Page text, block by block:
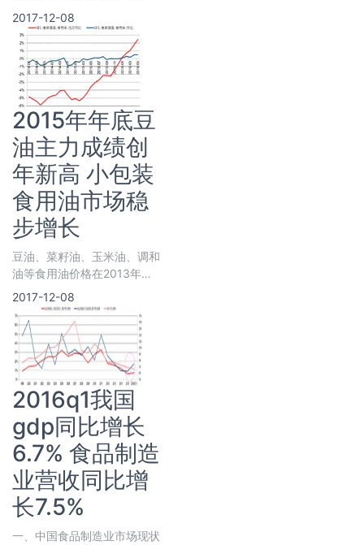
1959年日本开发了“冷冻鱼糜
生产技术”，成功解决了原料
鱼蛋
2017-12-08
2015年年底豆
油主力成绩创
年新高 小包装
食用油市场稳
步增长
豆油、菜籽油、玉米油、调和
油等食用油价格在2013年触
顶后经过两年有余的回落，从
2015年年底开始出现回升迹
象。豆油主力期货合约收盘价
和结算价已
2017-12-08
2016q1我国
gdp同比增长
6.7% 食品制造
业营收同比增
长7.5%
一、中国食品制造业市场现状